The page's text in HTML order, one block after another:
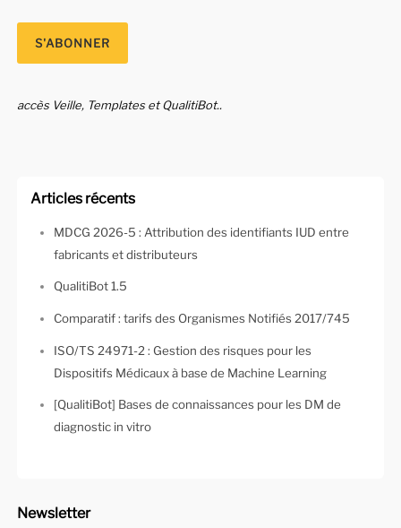
accès Veille, Templates et QualitiBot..
Articles récents
MDCG 2026-5 : Attribution des identifiants IUD entre
fabricants et distributeurs
QualitiBot 1.5
Comparatif : tarifs des Organismes Notifiés 2017/745
ISO/TS 24971-2 : Gestion des risques pour les
Dispositifs Médicaux à base de Machine Learning
[QualitiBot] Bases de connaissances pour les DM de
diagnostic in vitro
Newsletter